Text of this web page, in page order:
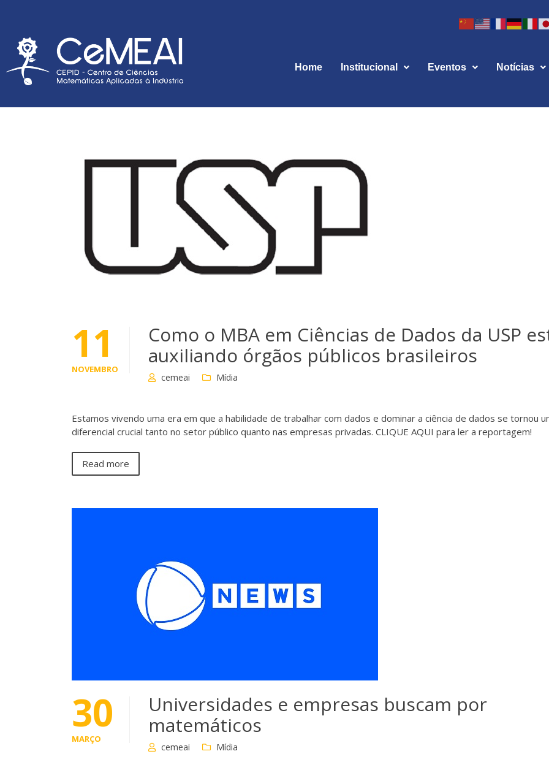
Home Institucional Eventos Notícias
11
NOVEMBRO
Como o MBA em Ciências de Dados da USP
auxiliando órgãos públicos brasileiros
cemeai Mídia
Estamos vivendo uma era em que a habilidade de trabalhar com dados e dominar a ciência de dados se tornou
diferencial crucial tanto no setor público quanto nas empresas privadas. CLIQUE AQUI para ler a reportagem!
Read more
30
MARÇO
Universidades e empresas buscam por
matemáticos
cemeai Mídia